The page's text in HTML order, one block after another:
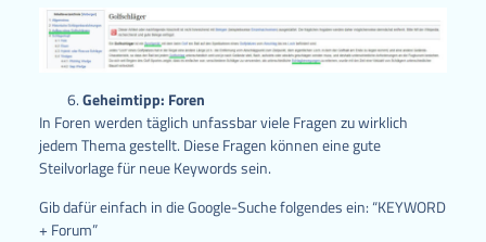
Geheimtipp: Foren
In Foren werden täglich unfassbar viele Fragen zu wirklich
jedem Thema gestellt. Diese Fragen können eine gute
Steilvorlage für neue Keywords sein.
Gib dafür einfach in die Google-Suche folgendes ein: “KEYWORD
+ Forum”